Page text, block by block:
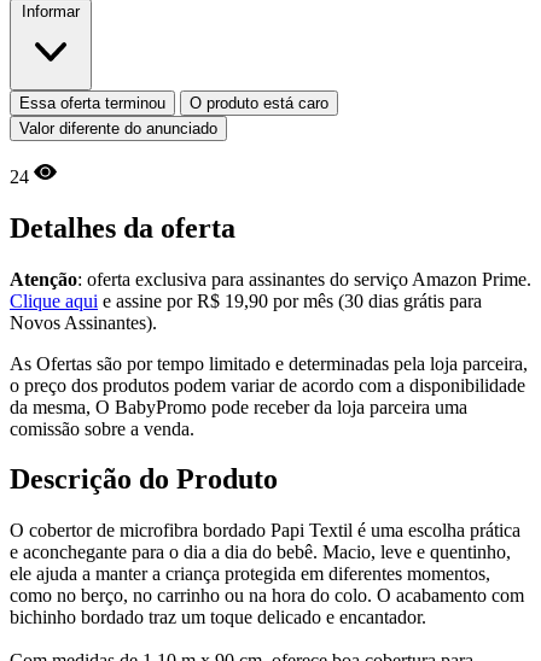
Informar
Essa oferta terminou
O produto está caro
Valor diferente do anunciado
24
Detalhes da oferta
Atenção: oferta exclusiva para assinantes do serviço Amazon Prime.
Clique aqui e assine por R$ 19,90 por mês (30 dias grátis para
Novos Assinantes).
As Ofertas são por tempo limitado e determinadas pela loja parceira,
o preço dos produtos podem variar de acordo com a disponibilidade
da mesma, O BabyPromo pode receber da loja parceira uma
comissão sobre a venda.
Descrição do Produto
O cobertor de microfibra bordado Papi Textil é uma escolha prática
e aconchegante para o dia a dia do bebê. Macio, leve e quentinho,
ele ajuda a manter a criança protegida em diferentes momentos,
como no berço, no carrinho ou na hora do colo. O acabamento com
bichinho bordado traz um toque delicado e encantador.